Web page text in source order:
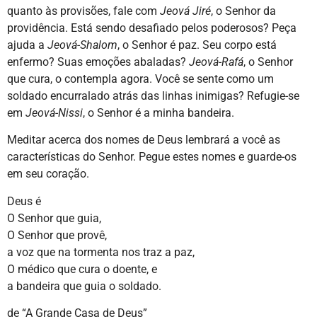
quanto às provisões, fale com Jeová Jiré, o Senhor da
providência. Está sendo desafiado pelos poderosos? Peça
ajuda a Jeová-Shalom, o Senhor é paz. Seu corpo está
enfermo? Suas emoções abaladas? Jeová-Rafá, o Senhor
que cura, o contempla agora. Você se sente como um
soldado encurralado atrás das linhas inimigas? Refugie-se
em Jeová-Nissi, o Senhor é a minha bandeira.
Meditar acerca dos nomes de Deus lembrará a você as
características do Senhor. Pegue estes nomes e guarde-os
em seu coração.
Deus é
O Senhor que guia,
O Senhor que provê,
a voz que na tormenta nos traz a paz,
O médico que cura o doente, e
a bandeira que guia o soldado.
de “A Grande Casa de Deus”